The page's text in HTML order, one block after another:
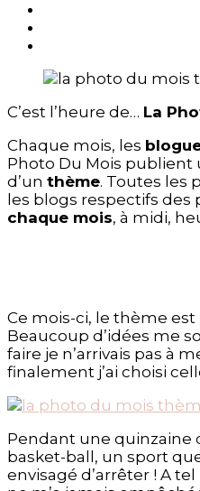
C’est l’heure de… La
Chaque mois, les
Photo Du Mois
d’un thème. Toutes les
les blogs respectifs des
chaque mois, à midi,
Ce mois-ci, le thème est
Beaucoup d’idées me
faire je n’arrivais pas à
finalement j’ai choisi
Pendant une quinzaine
basket-ball, un sport
envisagé d’arrêter ! A